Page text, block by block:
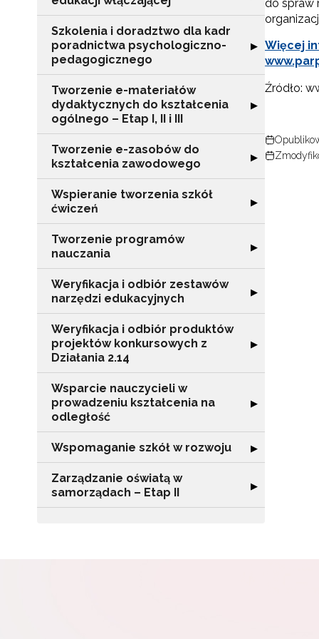
Szkolenia i doradztwo dla kadr
poradnictwa psychologiczno-
pedagogicznego
Rozwiń sekcję
▶
Tworzenie e-materiałów
dydaktycznych do kształcenia
ogólnego – Etap I, II i III
Rozwiń sekcję
▶
Tworzenie e-zasobów do
kształcenia zawodowego
Rozwiń sekcję
▶
Wspieranie tworzenia szkół
ćwiczeń
Rozwiń sekcję
▶
Tworzenie programów
nauczania
Rozwiń sekcję
▶
Weryfikacja i odbiór zestawów
narzędzi edukacyjnych
Rozwiń sekcję
▶
Weryfikacja i odbiór produktów
projektów konkursowych z
Działania 2.14
Rozwiń sekcję
▶
Wsparcie nauczycieli w
prowadzeniu kształcenia na
odległość
Rozwiń sekcję
▶
Wspomaganie szkół w rozwoju Rozwiń sekcję
▶
Zarządzanie oświatą w
samorządach – Etap II
Rozwiń sekcję
▶
do spraw
Więcej
Źródło: